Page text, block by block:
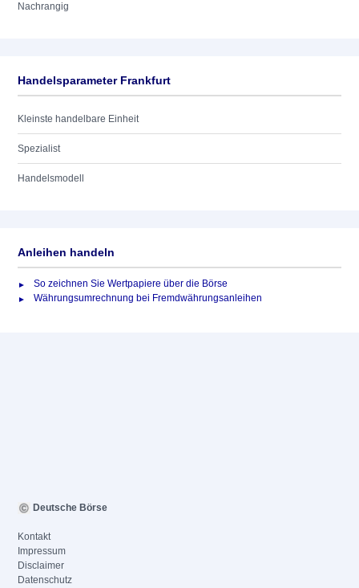
Nachrangig
Handelsparameter Frankfurt
Kleinste handelbare Einheit
Spezialist
Handelsmodell
Anleihen handeln
So zeichnen Sie Wertpapiere über die Börse
Währungsumrechnung bei Fremdwährungsanleihen
Deutsche Börse
Kontakt
Impressum
Disclaimer
Datenschutz